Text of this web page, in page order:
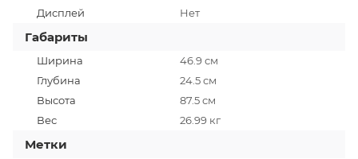
Дисплей Нет
Габариты
Ширина
46.9 см
Глубина
24.5 см
Высота
87.5 см
Вес
26.99 кг
Метки